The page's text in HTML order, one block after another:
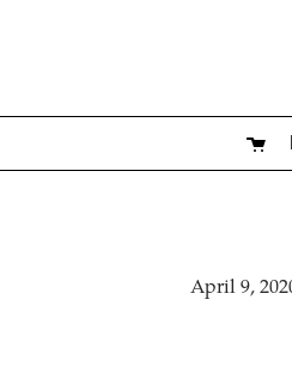
April 9,